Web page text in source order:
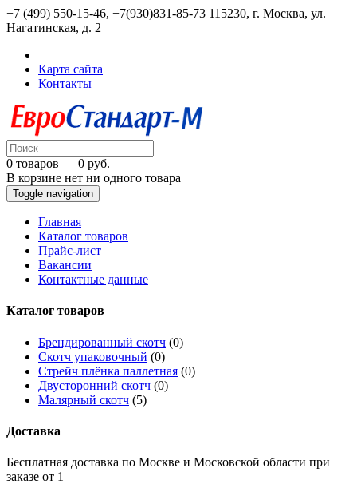
+7 (499) 550-15-46, +7(930)831-85-73 115230, г. Москва, ул.
Нагатинская, д. 2
Карта сайта
Контакты
0 товаров — 0 руб.
В корзине нет ни одного товара
Toggle navigation
Главная
Каталог товаров
Прайс-лист
Вакансии
Контактные данные
Каталог товаров
Брендированный скотч (0)
Скотч упаковочный (0)
Стрейч плёнка паллетная (0)
Двусторонний скотч (0)
Малярный скотч (5)
Доставка
Бесплатная доставка по Москве и Московской области при
заказе от 1